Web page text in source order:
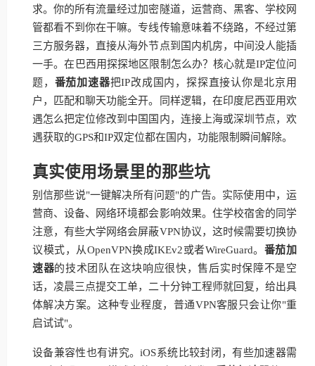
求。你的所有流量经过加密隧道，运营商、黑客、学校网
管都看不到你在干嘛。专线传输意味着不绕路，不经过第
三方服务器，直接从海外节点到国内机房，中间没人能插
一手。在巴西用探探地区限制怎么办？核心就是IP定位问
题， 番茄加速器把IP改成国内，探探直接认你是北京用
户，匹配和聊天功能全开。同样逻辑，在印度尼西亚用欢
遇怎么把定位修改到中国国内，连接上海或深圳节点，欢
遇获取的GPS和IP双定位都在国内，功能限制瞬间解除。
真实使用场景里的那些坑
别信那些说"一键解决所有问题"的广告。实际使用中，运
营商、设备、网络环境都会影响效果。住学校宿舍的同学
注意，有些大学网络会屏蔽VPN协议，这时候需要切换协
议模式，从OpenVPN换成IKEv2或者WireGuard。 番茄加
速器的技术团队在这块响应很快，售后实时保障不是空
话，凌晨三点提交工单，二十分钟工程师就回复，给出具
体解决方案。这种专业程度，普通VPN客服只会让你"重
启试试"。
设备兼容性也有讲究。iOS系统比较封闭，有些加速器需